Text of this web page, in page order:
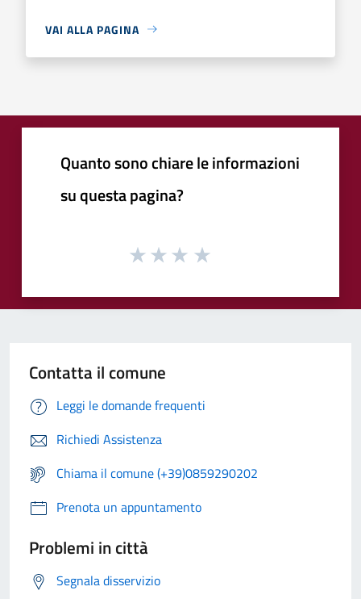
VAI ALLA PAGINA
Quanto sono chiare le informazioni
su questa pagina?
Contatta il comune
Leggi le domande frequenti
Richiedi Assistenza
Chiama il comune (+39)0859290202
Prenota un appuntamento
Problemi in città
Segnala disservizio